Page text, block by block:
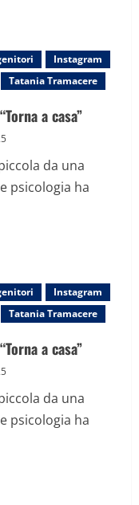
Instagram
Tatania Tramacere
a casa”
da una
psicologia ha
Instagram
Tatania Tramacere
a casa”
da una
psicologia ha